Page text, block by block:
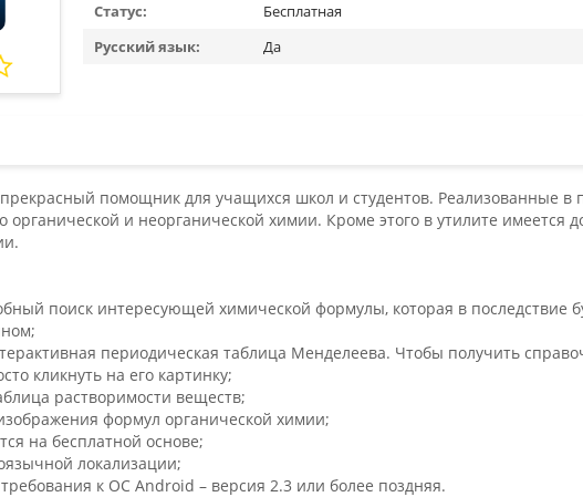
Статус:
Бесплатная
Русский язык:
Да
помощник для учащихся школ и студентов. Реализованные
органической и неорганической химии. Кроме этого в утилите имеется
поиск интересующей химической формулы, которая в последствие
периодическая таблица Менделеева. Чтобы получить
кликнуть на его картинку;
растворимости веществ;
формул органической химии;
на бесплатной основе;
локализации;
к ОС Android – версия 2.3 или более поздняя.